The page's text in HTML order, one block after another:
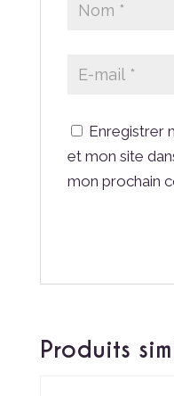
Enregistrer
et mon site
mon prochain
Produits